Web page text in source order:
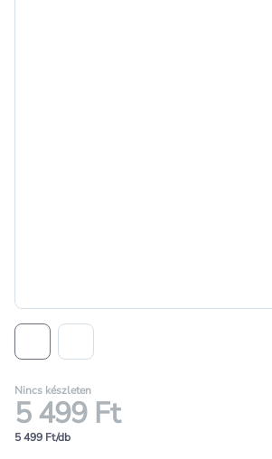
Nincs készleten
5 499 Ft
5 499 Ft/db